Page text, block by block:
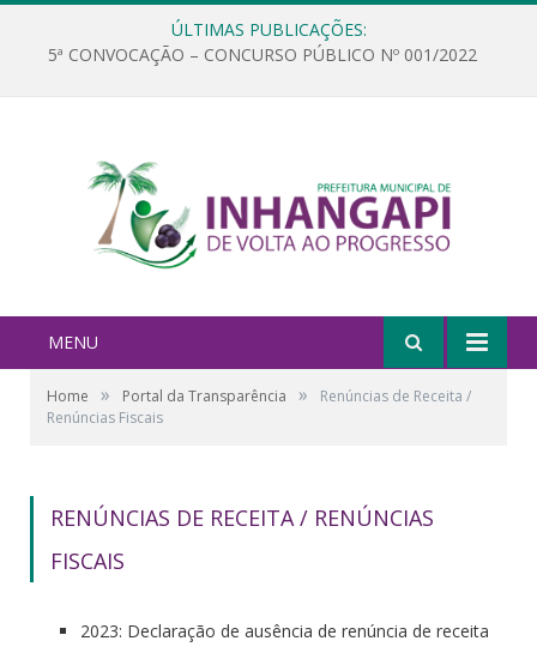
ÚLTIMAS PUBLICAÇÕES:
5ª CONVOCAÇÃO – CONCURSO PÚBLICO Nº 001/2022
MENU
Home » Portal da Transparência »
Renúncias de Receita /
Renúncias Fiscais
RENÚNCIAS DE RECEITA / RENÚNCIAS
FISCAIS
2023: Declaração de ausência de renúncia de receita